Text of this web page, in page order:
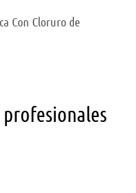
Con Cloruro de